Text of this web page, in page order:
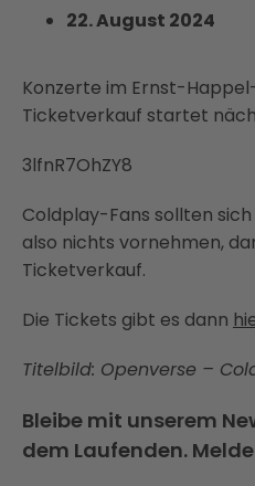
22. August 2024
Konzerte im Ernst-
Ticketverkauf startet
3lfnR7OhZY8
Coldplay-Fans sollten
also nichts vornehmen,
Ticketverkauf.
Die Tickets gibt es dann
Titelbild: Openverse –
Bleibe mit unserem
dem Laufenden.